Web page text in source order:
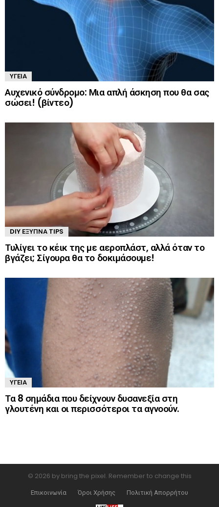
ΥΓΕΊΑ
Αυχενικό σύνδρομο: Μια απλή άσκηση που θα σας
σώσει! (βίντεο)
DIY ΈΞΥΠΝΑ TIPS
Τυλίγει το κέικ της με αεροπλάστ, αλλά όταν το
βγάζει; Σίγουρα θα το δοκιμάσουμε!
ΥΓΕΊΑ
Τα 8 σημάδια που δείχνουν δυσανεξία στη
γλουτένη και οι περισσότεροι τα αγνοούν.
© 2026 by bring the pixel. Remember to change this
Επικοινωνία
Όροι Χρήσης Πολιτική Απορρήτου